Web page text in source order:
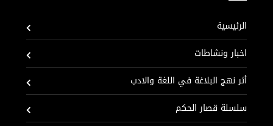
الرئيسية
اخبار ونشاطات
أثر نهج البلاغة في اللغة والادب
سلسلة قصار الحكم